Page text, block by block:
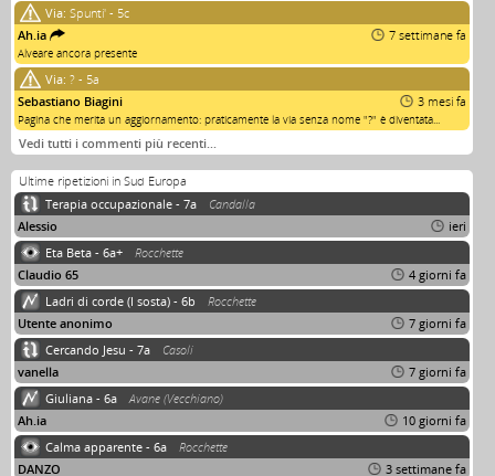
Via: Spunti' - 5c
Ah.ia
7 settimane fa
Alveare ancora presente
Via: ? - 5a
Sebastiano Biagini
3 mesi fa
Pagina che merita un aggiornamento: praticamente la via senza nome "?" è diventata...
Vedi tutti i commenti più recenti…
Ultime ripetizioni in Sud Europa
Terapia occupazionale - 7a
Candalla
Alessio
ieri
Eta Beta - 6a+
Rocchette
Claudio 65
4 giorni fa
Ladri di corde (I sosta) - 6b
Rocchette
Utente anonimo
7 giorni fa
Cercando Jesu - 7a
Casoli
vanella
7 giorni fa
Giuliana - 6a
Avane (Vecchiano)
Ah.ia
10 giorni fa
Calma apparente - 6a
Rocchette
DANZO
3 settimane fa